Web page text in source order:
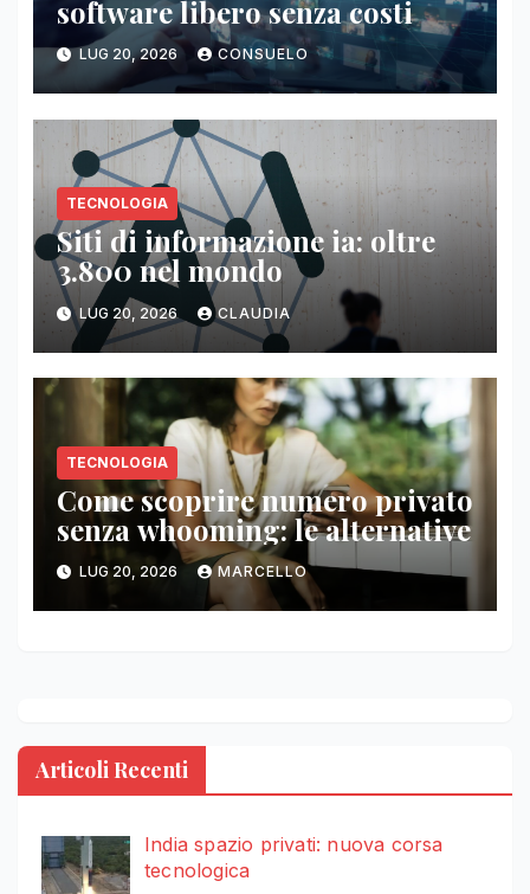
software libero senza costi
LUG 20, 2026 CONSUELO
TECNOLOGIA
Siti di informazione ia: oltre
3.800 nel mondo
LUG 20, 2026 CLAUDIA
TECNOLOGIA
Come scoprire numero privato
senza whooming: le alternative
LUG 20, 2026 MARCELLO
Articoli Recenti
India spazio privati: nuova corsa
tecnologica